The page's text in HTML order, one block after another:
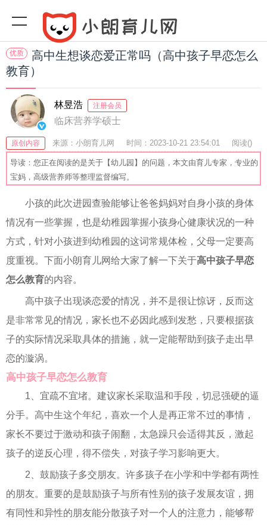
优质
高中生想谈恋爱正常吗（高中孩子早恋怎么
教育）
林昱浩 注册会员
临床营养学硕士
原创内容 来源：小朗育儿网 时间：2023-10-21 23:54:01 阅读()
收藏：38 分享：42 爆
导读：您正在阅读的是关于【幼儿园】的问题，本文由育儿专家，专业的
宝妈，高级营养师等整理监督编写。
小孩的此次进园查验能够让爸爸妈妈对自身小孩的身体
情况有一些掌握，也是幼稚园掌握小孩身心健康状况的一种
方式，针对小孩进到幼稚园的这词常规体检，父母一定要高
度重视。下面小朗育儿网给大家了解一下关于高中孩子早恋
怎么教育的内容。
高中孩子出现谈恋爱的情况，并不是很让惊讶，反而这
是非常常见的情况，家长也不必因此感到发愁，只要根据孩
子的实际情况采取具体的措施，就一定能帮助到孩子走出早
恋的漩涡。
高中孩子早恋怎么教育
1、宜疏不宜堵。建议家长采取温和手段，切忌强硬的逼
分手。高中生这个年纪，喜欢一个人是再正常不过的事情，
家长不要过于激动和孩子闹翻，太急躁只会适得其反，激起
孩子的逆反心理，得不偿失，对孩子学习影响更大。
2、鼓励孩子多交朋友。许多孩子在小学和中学都有两性
的朋友。重要的是鼓励孩子与所有性别的孩子发展友谊，拥
有同性和异性的朋友能分散孩子对一个人的注意力，能够帮